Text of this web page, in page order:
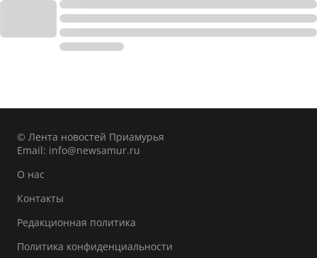
© Лента новостей Приамурья
Email: info@newsamur.ru
О нас
Контакты
Редакционная политика
Политика конфиденциальности